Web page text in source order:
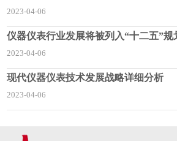
2023-04-06
仪器仪表行业发展将被列入“十二五”规
2023-04-06
现代仪器仪表技术发展战略详细分析
2023-04-06